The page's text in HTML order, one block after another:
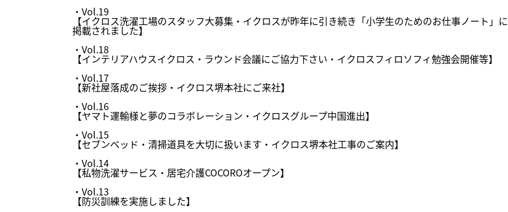
・ Vol.19
【イクロス洗濯工場のスタッフ大募集・イクロスが昨年に引き続き「小学生のためのお仕事ノート」に
掲載されました】
・ Vol.18
【インテリアハウスイクロス・ラウンド会議にご協力下さい・イクロスフィロソフィ勉強会開催等】
・ Vol.17
【新社屋落成のご挨拶・イクロス堺本社にご来社】
・ Vol.16
【ヤマト運輸様と夢のコラボレーション・イクロスグループ中国進出】
・ Vol.15
【セブンベッド・清掃道具を大切に扱います・イクロス堺本社工事のご案内】
・ Vol.14
【私物洗濯サービス・居宅介護COCOROオープン】
・ Vol.13
【防災訓練を実施しました】